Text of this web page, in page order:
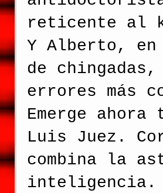
reticente al
Y Alberto,
de
errores más
Emerge
Luis Juez.
combina la
inteligencia.